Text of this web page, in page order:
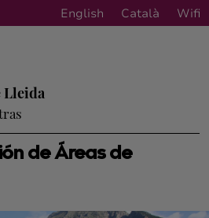
English Català Wifi
de Áreas de
Lleida